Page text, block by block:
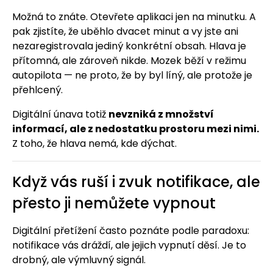
Možná to znáte. Otevřete aplikaci jen na minutku. A
pak zjistíte, že uběhlo dvacet minut a vy jste ani
nezaregistrovala jediný konkrétní obsah. Hlava je
přítomná, ale zároveň nikde. Mozek běží v režimu
autopilota — ne proto, že by byl líný, ale protože je
přehlcený.
Digitální únava totiž nevzniká z množství
informací, ale z nedostatku prostoru mezi nimi.
Z toho, že hlava nemá, kde dýchat.
Když vás ruší i zvuk notifikace, ale
přesto ji nemůžete vypnout
Digitální přetížení často poznáte podle paradoxu:
notifikace vás dráždí, ale jejich vypnutí děsí. Je to
drobný, ale výmluvný signál.